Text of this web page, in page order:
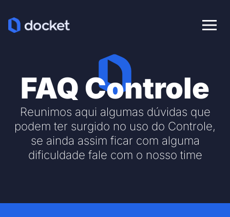
FAQ Controle
Reunimos aqui algumas dúvidas que
podem ter surgido no uso do Controle,
se ainda assim ficar com alguma
dificuldade fale com o nosso time